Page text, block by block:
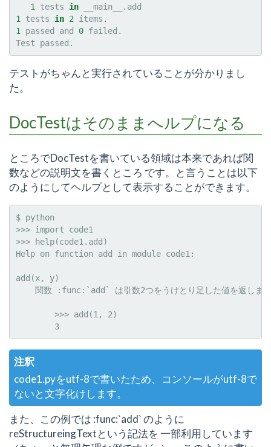
1
tests in
1
tests in 2
1
passed and 0 failed.
Test
テストがちゃんと実行されていることが分かりまし
た。
DocTestはそのままへルプになる
ところでDocTestを書いている領域は本来であれば関
数などの説明文を書くところ です。と言うことは以下
のようにしてヘルプとして表示することができます。
$ python
>>> import code1
>>> help(code1.add)
Help on function add in module code1:
add(x, y)
関数 :func:`add` は引数2つをうけとり足した値を返しま
        >>> add(1, 2)
注釈
code1.pyをutf-8で書いたため、コンソールがutf-8で
ないと文字化けします。
また、この例では :func:`add` のように
reStructureingTextという記法を 一部利用しています